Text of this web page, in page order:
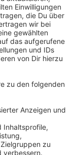
sonst,
Land NRW,
Bruderschaft.
dabei sein,
Seite der St.